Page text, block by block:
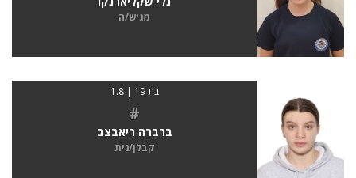
מגיש/ה
בת 19 | 1.8
#
ברברה ריאבצב
קבלן/נית